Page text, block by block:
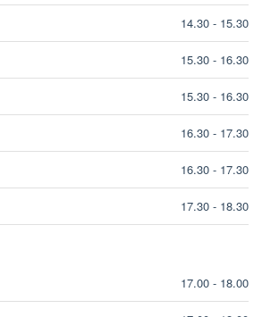
14.30 - 15.30
15.30 - 16.30
15.30 - 16.30
16.30 - 17.30
16.30 - 17.30
17.30 - 18.30
17.00 - 18.00